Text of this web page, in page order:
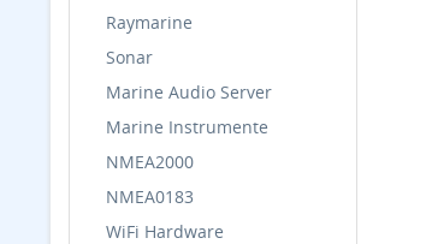
Raymarine
Sonar
Marine Audio Server
Marine Instrumente
NMEA2000
NMEA0183
WiFi Hardware